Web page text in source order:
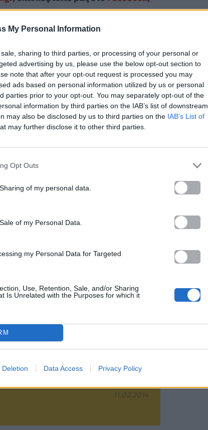
My Personal Information
sharing to third parties, or processing of your personal or
advertising by us, please use the below opt-out section to
note that after your opt-out request is processed you may
ads based on personal information utilized by us or personal
parties prior to your opt-out. You may separately opt-out of the
information by third parties on the IAB’s list of downstream
may also be disclosed by us to third parties on the IAB’s List of
may further disclose it to other third parties.
Opt Outs
of my personal data.
of my Personal Data.
my Personal Data for Targeted
Use, Retention, Sale, and/or Sharing
Is Unrelated with the Purposes for which it
Deletion Data Access Privacy Policy
.
11.02.2014